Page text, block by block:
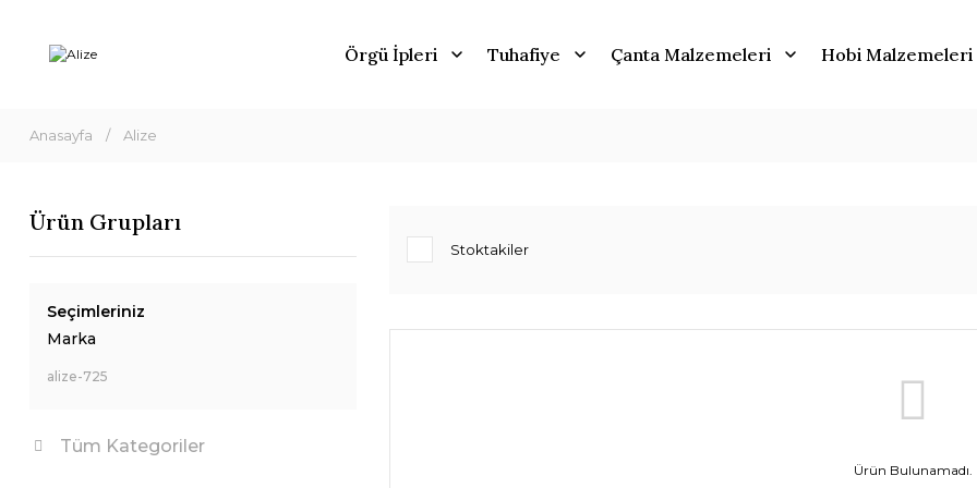
Örgü İpleri Tuhafiye Çanta Malzemeleri Hobi Malzemeleri
Anasayfa Alize
Ürün Grupları
Seçimleriniz
Marka
alize-725
Tüm Kategoriler
Stoktakiler
Ürün Bulunamadı.